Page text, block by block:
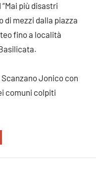
più disastri
di mezzi dalla piazza
fino a località
Jonico con
comuni colpiti